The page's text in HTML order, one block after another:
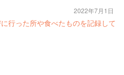
行った所や食べたものを記録して
2022年7月1日